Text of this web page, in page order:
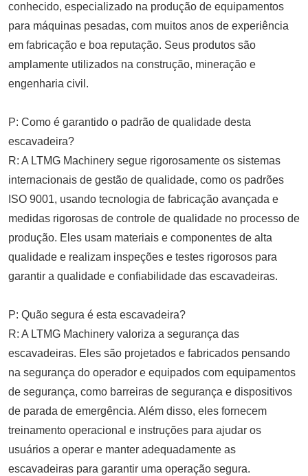
conhecido, especializado na produção de equipamentos
para máquinas pesadas, com muitos anos de experiência
em fabricação e boa reputação. Seus produtos são
amplamente utilizados na construção, mineração e
engenharia civil.
P: Como é garantido o padrão de qualidade desta
escavadeira?
R: A LTMG Machinery segue rigorosamente os sistemas
internacionais de gestão de qualidade, como os padrões
ISO 9001, usando tecnologia de fabricação avançada e
medidas rigorosas de controle de qualidade no processo de
produção. Eles usam materiais e componentes de alta
qualidade e realizam inspeções e testes rigorosos para
garantir a qualidade e confiabilidade das escavadeiras.
P: Quão segura é esta escavadeira?
R: A LTMG Machinery valoriza a segurança das
escavadeiras. Eles são projetados e fabricados pensando
na segurança do operador e equipados com equipamentos
de segurança, como barreiras de segurança e dispositivos
de parada de emergência. Além disso, eles fornecem
treinamento operacional e instruções para ajudar os
usuários a operar e manter adequadamente as
escavadeiras para garantir uma operação segura.